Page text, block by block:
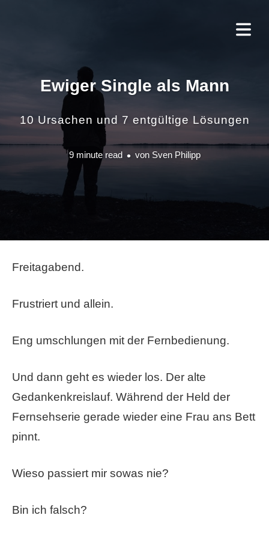
Ewiger Single als Mann
10 Ursachen und 7 entgültige Lösungen
9 minute read von Sven Philipp
Freitagabend.
Frustriert und allein.
Eng umschlungen mit der Fernbedienung.
Und dann geht es wieder los. Der alte
Gedankenkreislauf. Während der Held der
Fernsehserie gerade wieder eine Frau ans Bett
pinnt.
Wieso passiert mir sowas nie?
Bin ich falsch?